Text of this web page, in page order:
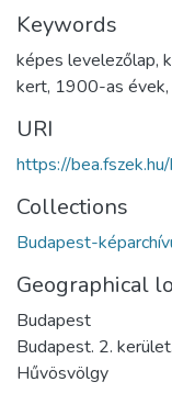
Keywords
képes levelezőlap,
kert, 1900-as évek,
URI
https://
Collections
Budapest-
Geographical
Budapest
Budapest. 2.
Hűvösvölgy